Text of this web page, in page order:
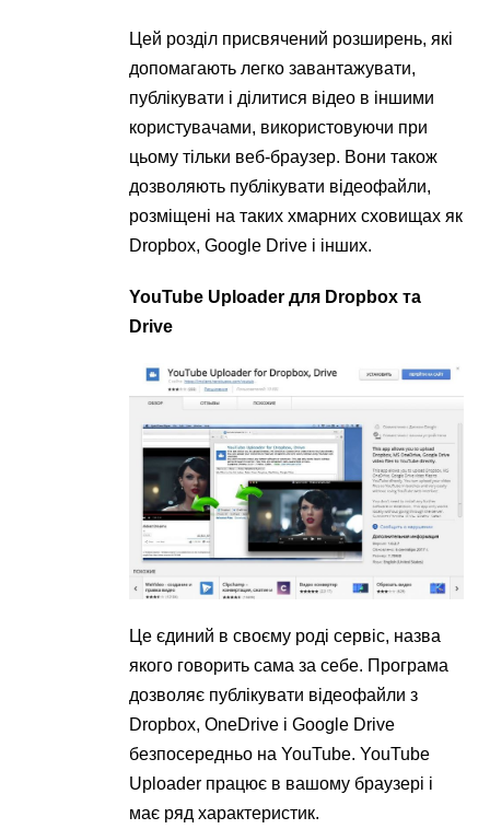
Цей розділ присвячений розширень, які
допомагають легко завантажувати,
публікувати і ділитися відео в іншими
користувачами, використовуючи при
цьому тільки веб-браузер. Вони також
дозволяють публікувати відеофайли,
розміщені на таких хмарних сховищах як
Dropbox, Google Drive і інших.
YouTube Uploader для Dropbox та
Drive
Це єдиний в своєму роді сервіс, назва
якого говорить сама за себе. Програма
дозволяє публікувати відеофайли з
Dropbox, OneDrive і Google Drive
безпосередньо на YouTube. YouTube
Uploader працює в вашому браузері і
має ряд характеристик.